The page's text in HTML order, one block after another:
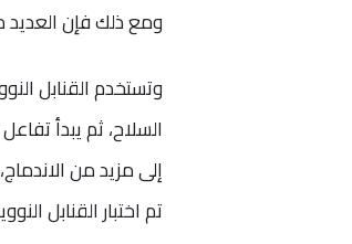
ومع ذلك فإن العديد
وتستخدم القنابل
السلاح، ثم يبدأ
إلى مزيد من
تم اختبار القنابل